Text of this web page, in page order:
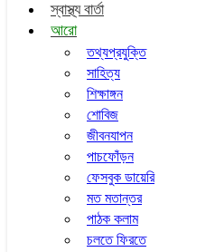
স্বাস্থ্য বার্তা
আরো
তথ্যপ্রযুক্তি
সাহিত্য
শিক্ষাঙ্গন
শোবিজ
জীবনযাপন
পাচফোঁড়ন
ফেসবুক ডায়েরি
মত মতান্তর
পাঠক কলাম
চলতে ফিরতে